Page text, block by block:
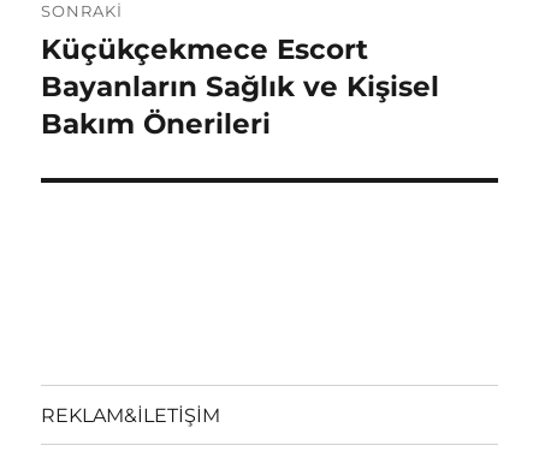
SONRAKI
Sonraki
yazı:
Küçükçekmece Escort
Bayanların Sağlık ve Kişisel
Bakım Önerileri
REKLAM&İLETİŞİM